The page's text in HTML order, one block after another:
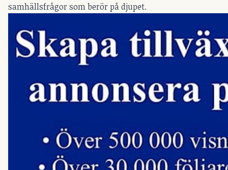
samhällsfrågor som berör på djupet.